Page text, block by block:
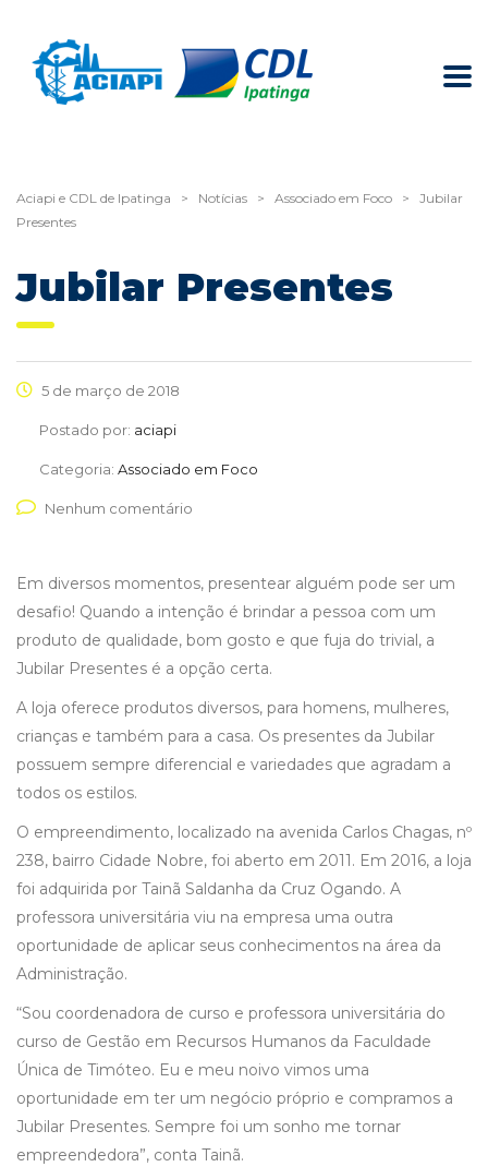
Aciapi e CDL de Ipatinga > Notícias > Associado em Foco >
Jubilar
Presentes
Jubilar Presentes
5 de março de 2018
Postado por: aciapi
Categoria: Associado em Foco
Nenhum comentário
Em diversos momentos, presentear alguém pode ser um
desafio! Quando a intenção é brindar a pessoa com um
produto de qualidade, bom gosto e que fuja do trivial, a
Jubilar Presentes é a opção certa.
A loja oferece produtos diversos, para homens, mulheres,
crianças e também para a casa. Os presentes da Jubilar
possuem sempre diferencial e variedades que agradam a
todos os estilos.
O empreendimento, localizado na avenida Carlos Chagas, nº
238, bairro Cidade Nobre, foi aberto em 2011. Em 2016, a loja
foi adquirida por Tainã Saldanha da Cruz Ogando. A
professora universitária viu na empresa uma outra
oportunidade de aplicar seus conhecimentos na área da
Administração.
“Sou coordenadora de curso e professora universitária do
curso de Gestão em Recursos Humanos da Faculdade
Única de Timóteo. Eu e meu noivo vimos uma
oportunidade em ter um negócio próprio e compramos a
Jubilar Presentes. Sempre foi um sonho me tornar
empreendedora”, conta Tainã.